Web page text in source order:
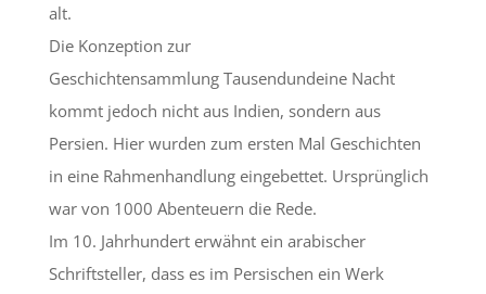
alt.
Die Konzeption zur
Geschichtensammlung Tausendundeine Nacht
kommt jedoch nicht aus Indien, sondern aus
Persien. Hier wurden zum ersten Mal Geschichten
in eine Rahmenhandlung eingebettet. Ursprünglich
war von 1000 Abenteuern die Rede.
Im 10. Jahrhundert erwähnt ein arabischer
Schriftsteller, dass es im Persischen ein Werk